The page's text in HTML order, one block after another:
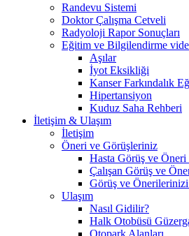
Randevu Sistemi
Doktor Çalışma Cetveli
Radyoloji Rapor Sonuçları
Eğitim ve Bilgilendirme
Aşılar
İyot Eksikliği
Kanser Farkındalık
Hipertansiyon
Kuduz Saha Rehberi
İletişim & Ulaşım
İletişim
Öneri ve Görüşleriniz
Hasta Görüş ve Öneri
Çalışan Görüş ve
Görüş ve
Ulaşım
Nasıl Gidilir?
Halk Otobüsü
Otopark Alanları